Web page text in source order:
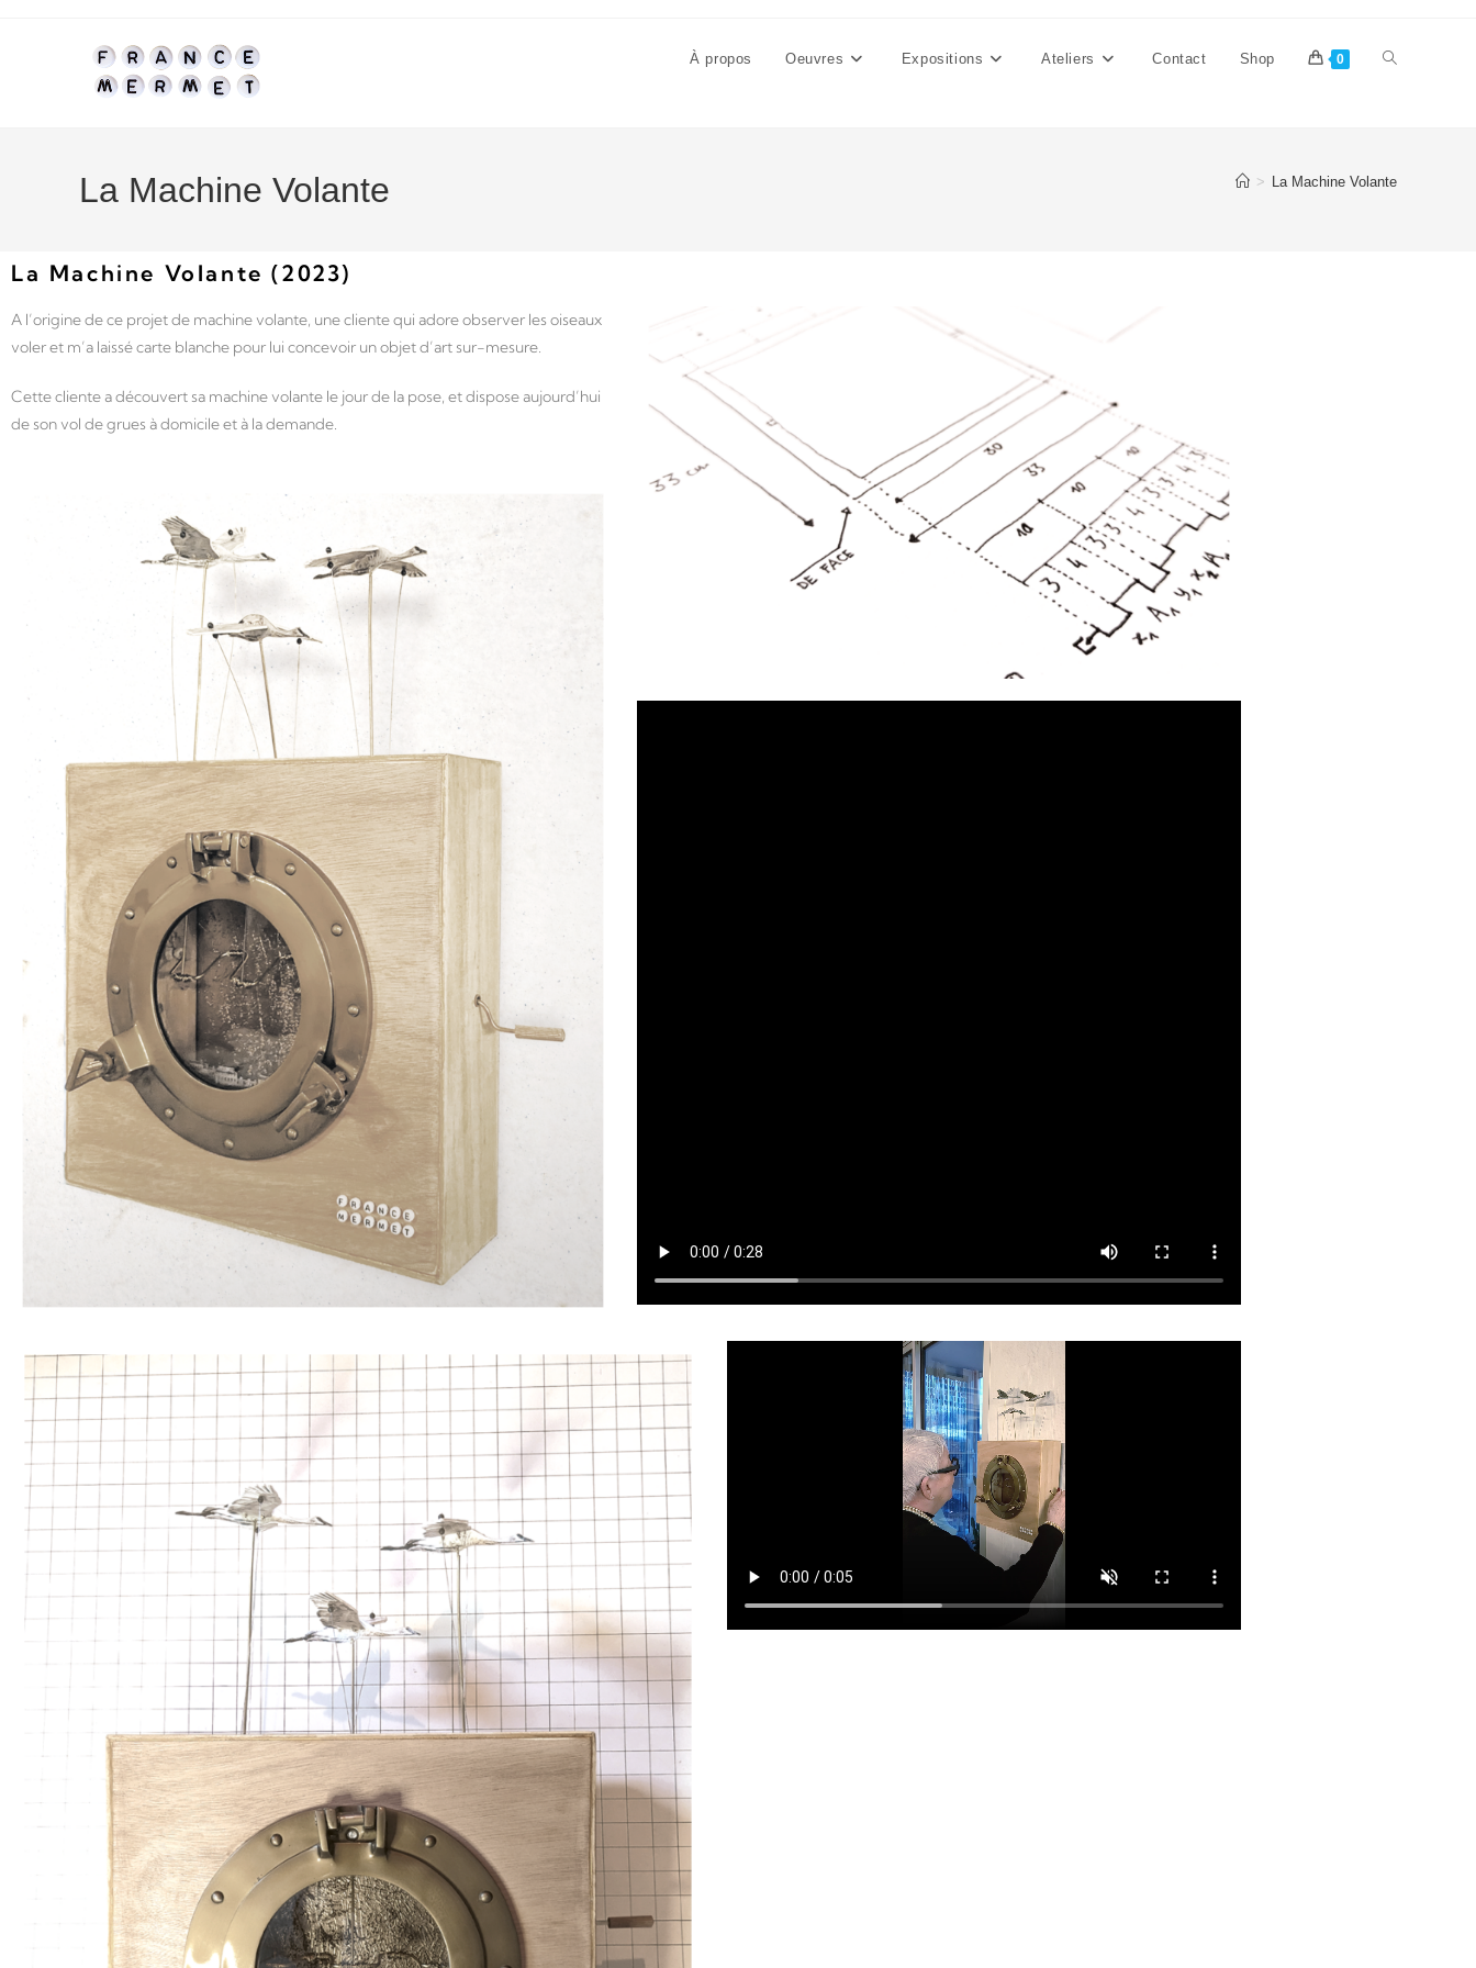
À propos Oeuvres Expositions Ateliers Contact Shop 0
La Machine Volante > La Machine Volante
La Machine Volante (2023)
A l’origine de ce projet de machine volante, une cliente qui adore observer les oiseaux
voler et m’a laissé carte blanche pour lui concevoir un objet d’art sur-mesure.
Cette cliente a découvert sa machine volante le jour de la pose, et dispose aujourd’hui
de son vol de grues à domicile et à la demande.